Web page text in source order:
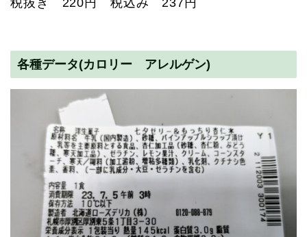
税抜き 220円 税込み 237円
各種データ(カロリー アレルゲン)